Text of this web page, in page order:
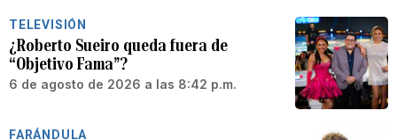
TELEVISIÓN
¿Roberto Sueiro queda fuera de
“Objetivo Fama”?
6 de agosto de 2026 a las 8:42 p.m.
FARÁNDULA